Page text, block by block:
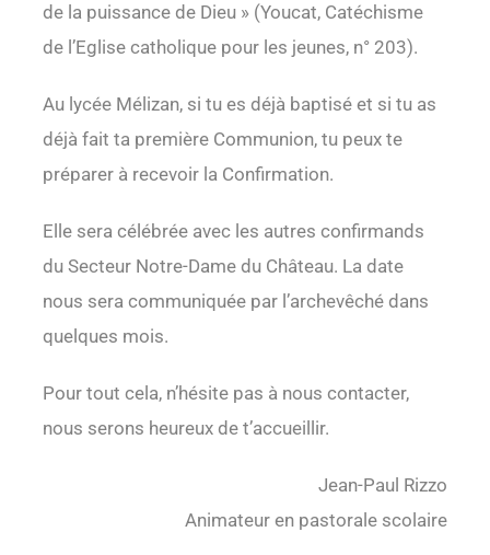
de la puissance de Dieu » (Youcat, Catéchisme
de l’Eglise catholique pour les jeunes, n° 203).
Au lycée Mélizan, si tu es déjà baptisé et si tu as
déjà fait ta première Communion, tu peux te
préparer à recevoir la Confirmation.
Elle sera célébrée avec les autres confirmands
du Secteur Notre-Dame du Château. La date
nous sera communiquée par l’archevêché dans
quelques mois.
Pour tout cela, n’hésite pas à nous contacter,
nous serons heureux de t’accueillir.
Jean-Paul Rizzo
Animateur en pastorale scolaire